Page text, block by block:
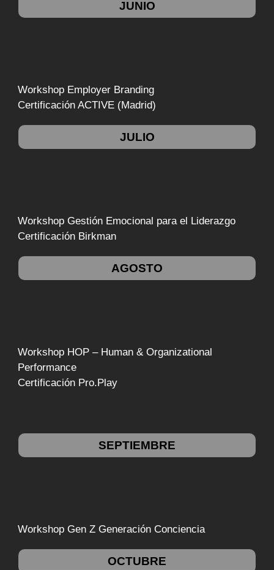
JUNIO
Workshop Employer Branding
Certificación ACTIVE (Madrid)
JULIO
Workshop Gestión Emocional para el Liderazgo
Certificación Birkman
AGOSTO
Workshop HOP – Human & Organizational
Performance
Certificación Pro.Play
SEPTIEMBRE
Workshop Gen Z Generación Conciencia
OCTUBRE